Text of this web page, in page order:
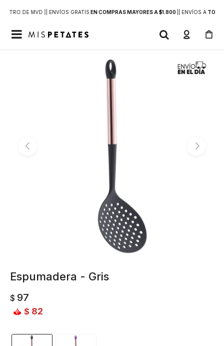
DE MVD | | ENVÍOS GRATIS EN COMPRAS MAYORES A $1.800 | ENVÍOS ATODO

Espumadera - Gris
$ 97
$ 82